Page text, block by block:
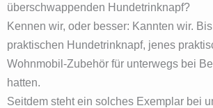
überschwappenden Hundetrinknapf?
Kennen wir, oder besser: Kannten wir.
praktischen Hundetrinknapf, jenes
Wohnmobil-Zubehör für unterwegs bei
hatten.
Seitdem steht ein solches Exemplar bei